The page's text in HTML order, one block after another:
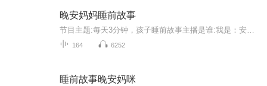
晚安妈妈睡前故事
164 6252
睡前故事晚安妈咪